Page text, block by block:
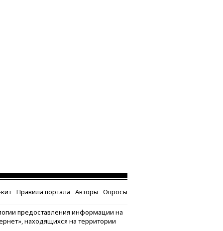
Правила портала Авторы Опросы
предоставления информации на
находящихся на территории